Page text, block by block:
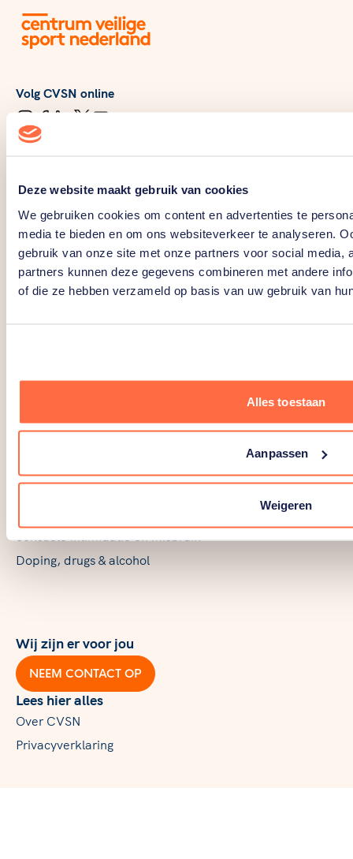
Deze website maakt gebruik van cookies
We gebruiken cookies om content en advertenties te
media te bieden en om ons websiteverkeer te analyseren.
gebruik van onze site met onze partners voor social media,
partners kunnen deze gegevens combineren met andere
of die ze hebben verzameld op basis van uw gebruik van
Alles toestaan
Aanpassen
Weigeren
Volg CVSN online
Over en voor professionals
Verenigingen
Sportbonden
Gemeenten
Vertrouwenscontactpersoon vereniging
Discriminatie
Matchfixing
Seksuele intimidatie en misbruik
Doping, drugs & alcohol
Wij zijn er voor jou
NEEM CONTACT OP
Lees hier alles
Over CVSN
Privacyverklaring